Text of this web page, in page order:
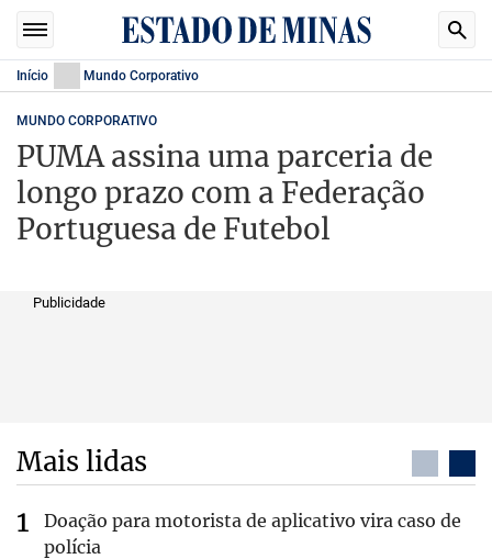
Início Mundo Corporativo
MUNDO CORPORATIVO
PUMA assina uma parceria de
longo prazo com a Federação
Portuguesa de Futebol
Publicidade
Mais lidas
Doação para motorista de aplicativo vira caso de
polícia